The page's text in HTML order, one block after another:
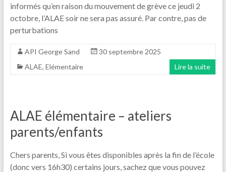
informés qu’en raison du mouvement de grève ce jeudi 2
octobre, l’ALAE soir ne sera pas assuré. Par contre, pas de
perturbations
API George Sand
30 septembre 2025
ALAE, Elémentaire Lire la suite
ALAE élémentaire – ateliers
parents/enfants
Chers parents, Si vous êtes disponibles après la fin de l’école
(donc vers 16h30) certains jours, sachez que vous pouvez